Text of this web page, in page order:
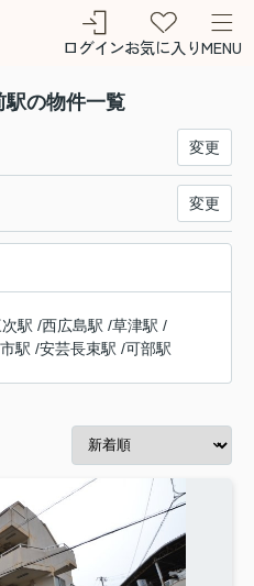
ログインお気に入りMENU
駅の物件一覧
変更
変更
駅 /西広島駅 /草津駅 /
駅 /安芸長束駅 /可部駅